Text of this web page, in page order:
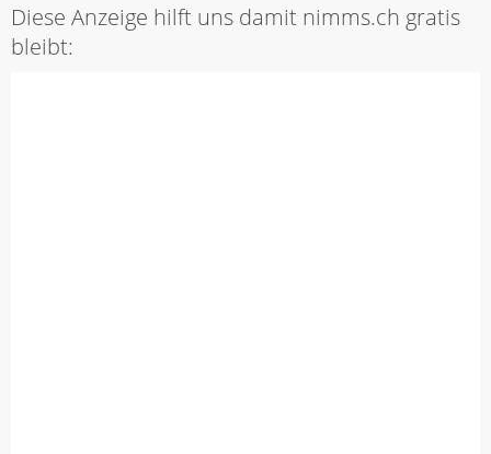
Diese Anzeige hilft uns damit nimms.ch gratis
bleibt: